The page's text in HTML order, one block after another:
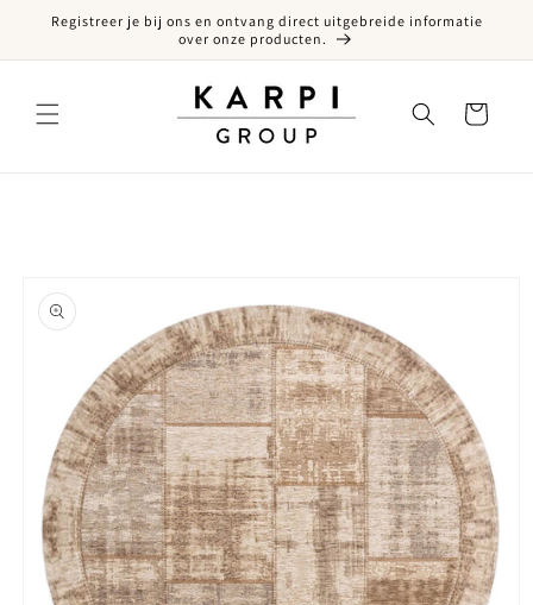
naar de content
Registreer je bij ons en ontvang direct uitgebreide informatie
over onze producten.
Winkelwagen
naar productinformatie